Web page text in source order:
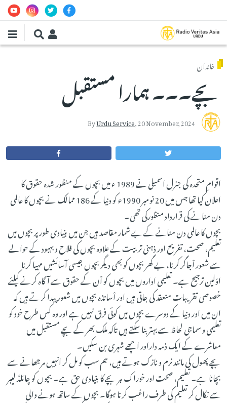
خاندان
بچے۔۔۔ ہمارا مستقبل
ByUrdu Service,20 November, 2024
اقوامِ متحدہ کی جنرل اسمبلی نے 1989 ء میں بچوں کے منظور شدہ حقوق کا
اعلان کیا تھا جس میں 20 نومبر 1990ء کو دنیا کے 186 ممالک نے بچوں کا عالمی
دن منانے کی قرارداد منظورکی تھی۔
بچوں کا عالمی دن منانے کے بے شمار مقاصد ہیں جن میں بنیادی طور پر بچوں میں
تعلیم، صحت، تفریح اور ذہنی تربیت کے علاوہ بچوں کی فلاح و بہبود کے حوالے
سے شعور اْجاگر کرنا، بے گھر بچوں کو بھی دیگر بچوں جیسی آسائشیں مہیا کرنا
اوّلین ترجیح ہے۔ تعلیمی اداروں میں بچوں کو اْن کے حقوق سے آگاہ کرنے کیلئے
خصوصی تقریبات منعقد کی جاتی ہیں اور اْساتذہ بچوں میں شعور پیدا کرتے ہیں کہ
ان میں اور دنیا کے دوسرے بچوں میں کوئی فرق نہیں ہے اور وہ کس طرح خود کو
تعلیمی و سماجی لحاظ سے بہتر بنا سکتے ہیں تاکہ ملک بھر کے بچے مستقبل میں
معاشرے کے ایک ذمہ داراور اچھے شہری بن سکیں۔
بچے پھول کی مانند نرم و نازک ہوتے ہیں، ہم سب کو مل کر انہیں مرجھانے سے
بچانا ہے۔ تعلیم، صحت اور خوراک ہر بچے کا بنیادی حق ہے۔ بچوں کو چائلڈ لیبر
سے نکال کر تعلیم کی طرف راغب کرنا ہوگا۔ بچوں کے ساتھ ہونے والی